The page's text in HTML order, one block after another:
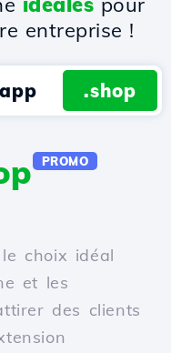
entreprise !
.shop
PROMO
choix idéal
et les
des clients